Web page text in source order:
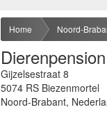
Home Noord-
Gijzelsestraat 8
5074 RS Biezenmortel
Noord-Brabant,